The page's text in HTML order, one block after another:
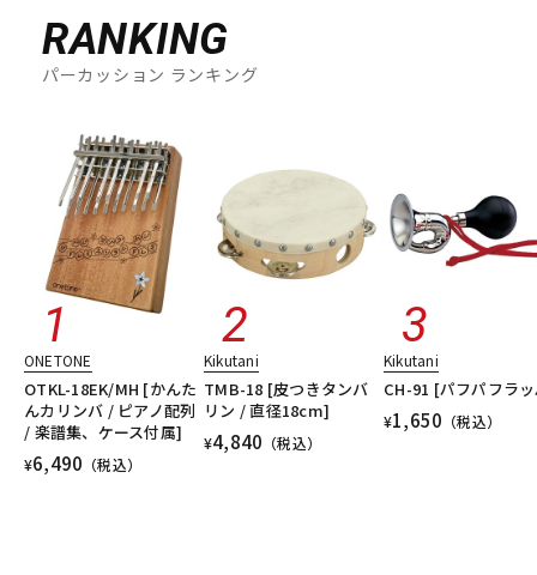
中古
RANKING
パーカッション ランキング
ONETONE
OTKL-18EK/MH [かんた
んカリンバ / ピアノ配列
/ 楽譜集、ケース付属]
¥6,490 （税込）
Kikutani
TMB-18 [皮つきタンバ
リン / 直径18cm]
¥4,840 （税込）
Kikutani
CH-91 [パフパフラ
¥1,650 （税込）